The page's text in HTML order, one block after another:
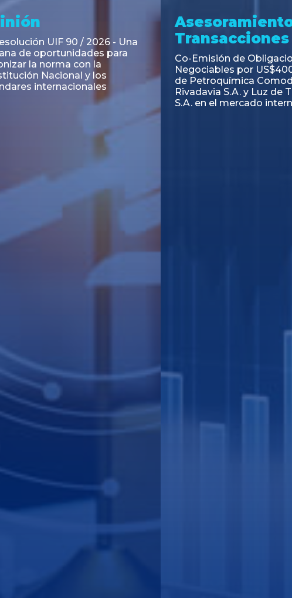
y
de Obligaciones
Clase E de Central
S.A. por un Valor Nominal
98.897.303
Transacciones
PAGBAM asesoró a
autorización para la
de los Certificados de
del Fideicomiso
Inmobiliario "Espacio